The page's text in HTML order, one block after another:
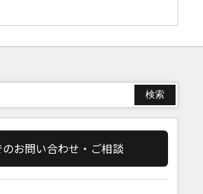
のお問い合わせ・ご相談